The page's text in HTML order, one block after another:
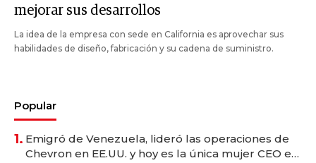
mejorar sus desarrollos
La idea de la empresa con sede en California es aprovechar sus
habilidades de diseño, fabricación y su cadena de suministro.
Popular
1. Emigró de Venezuela, lideró las operaciones de
Chevron en EE.UU. y hoy es la única mujer CEO en